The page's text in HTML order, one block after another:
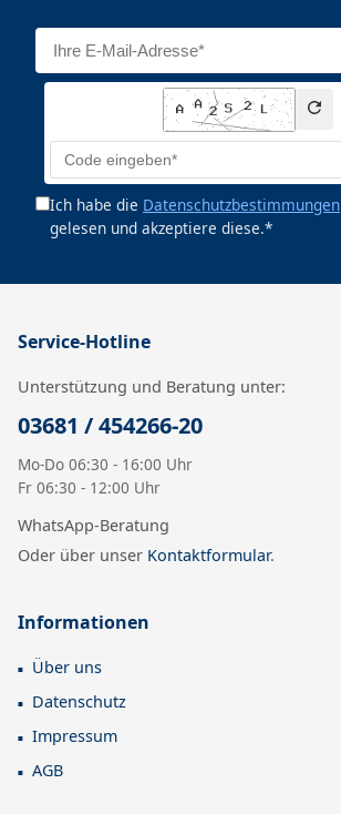
Ich habe die Datenschutzbestimmungen
gelesen und akzeptiere diese.*
Service-Hotline
Unterstützung und Beratung unter:
03681 / 454266-20
Mo-Do 06:30 - 16:00 Uhr
Fr 06:30 - 12:00 Uhr
WhatsApp-Beratung
Oder über unser Kontaktformular.
Informationen
Über uns
Datenschutz
Impressum
AGB